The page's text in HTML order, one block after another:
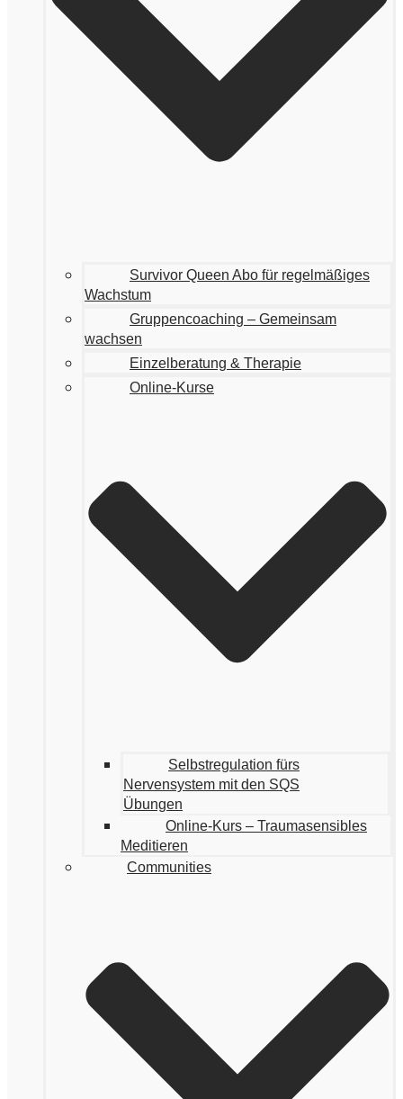
Survivor Queen Abo für regelmäßiges
Wachstum
Gruppencoaching – Gemeinsam
wachsen
Einzelberatung & Therapie
Online-Kurse
Selbstregulation fürs
Nervensystem mit den SQS
Übungen
Online-Kurs – Traumasensibles
Meditieren
Communities